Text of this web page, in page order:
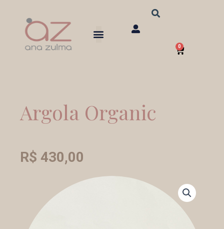
conteúdo
0
Carrinho
Argola Organic
R$ 430,00